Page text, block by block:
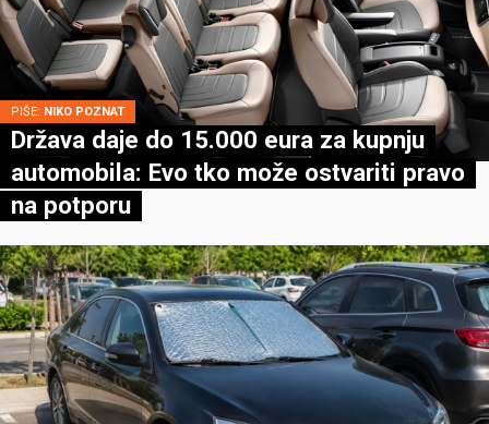
PIŠE: NIKO POZNAT
Država daje do 15.000 eura za kupnju
automobila: Evo tko može ostvariti pravo
na potporu